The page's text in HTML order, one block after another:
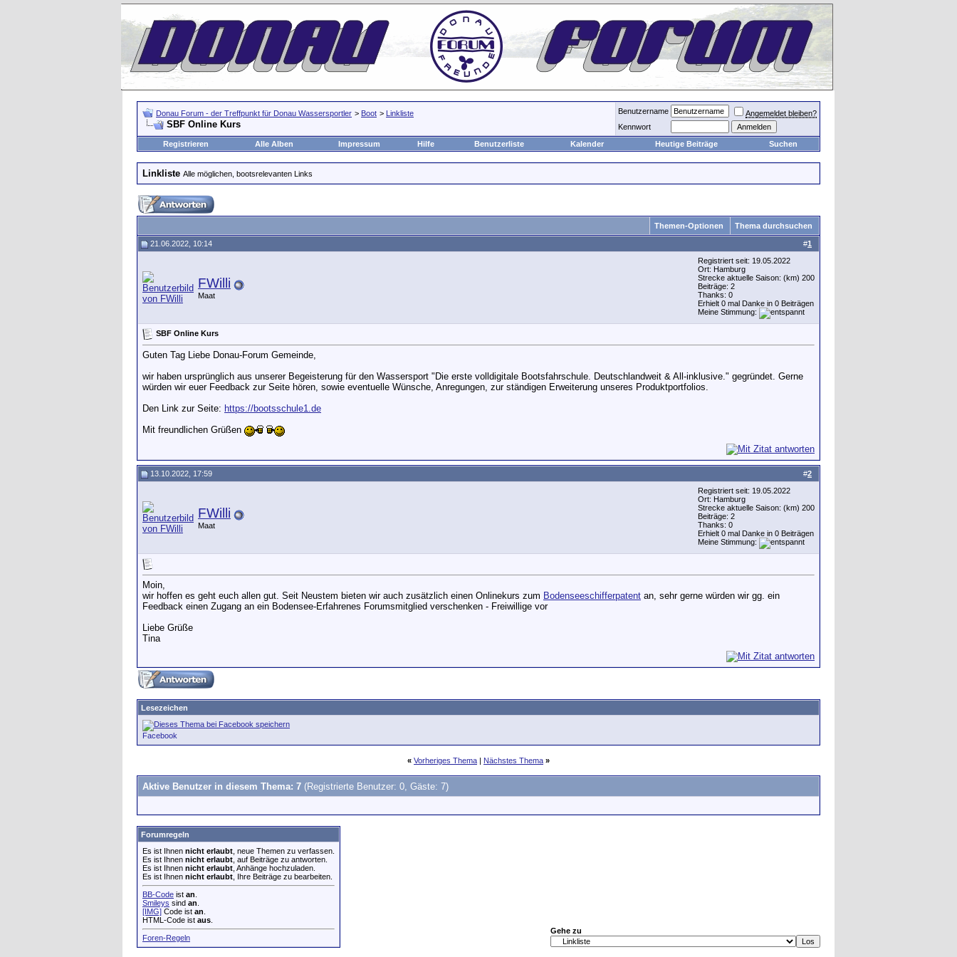
Donau Forum - der Treffpunkt für Donau Wassersportler > Boot > Linkliste
SBF Online Kurs
Benutzername
Angemeldet bleiben?
Kennwort
Registrieren
Alle Alben Impressum Hilfe Benutzerliste Kalender Heutige Beiträge Suchen
Linkliste Alle möglichen, bootsrelevanten Links
Themen-Optionen Thema durchsuchen
#1
21.06.2022, 10:14
FWilli
Maat
Registriert seit: 19.05.2022
Ort: Hamburg
Strecke aktuelle Saison: (km) 200
Beiträge: 2
Thanks: 0
Erhielt 0 mal Danke in 0 Beiträgen
Meine Stimmung:
SBF Online Kurs
Guten Tag Liebe Donau-Forum Gemeinde,
wir haben ursprünglich aus unserer Begeisterung für den Wassersport "Die erste volldigitale Bootsfahrschule. Deutschlandweit & All-inklusive." gegründet. Gerne
würden wir euer Feedback zur Seite hören, sowie eventuelle Wünsche, Anregungen, zur ständigen Erweiterung unseres Produktportfolios.
Den Link zur Seite: https://bootsschule1.de
Mit freundlichen Grüßen
#2
13.10.2022, 17:59
FWilli
Maat
Registriert seit: 19.05.2022
Ort: Hamburg
Strecke aktuelle Saison: (km) 200
Beiträge: 2
Thanks: 0
Erhielt 0 mal Danke in 0 Beiträgen
Meine Stimmung:
Moin,
wir hoffen es geht euch allen gut. Seit Neustem bieten wir auch zusätzlich einen Onlinekurs zum Bodenseeschifferpatent an, sehr gerne würden wir gg. ein
Feedback einen Zugang an ein Bodensee-Erfahrenes Forumsmitglied verschenken - Freiwillige vor
Liebe Grüße
Tina
Lesezeichen
Facebook
« Vorheriges Thema | Nächstes Thema »
Aktive Benutzer in diesem Thema: 7 (Registrierte Benutzer: 0, Gäste: 7)
Forumregeln
Es ist Ihnen nicht erlaubt , neue Themen zu verfassen.
Es ist Ihnen nicht erlaubt , auf Beiträge zu antworten.
Es ist Ihnen nicht erlaubt , Anhänge hochzuladen.
Es ist Ihnen nicht erlaubt , Ihre Beiträge zu bearbeiten.
BB-Code ist an
Smileys sind an
[IMG] Code ist an
HTML-Code ist aus
Foren-Regeln
Gehe zu